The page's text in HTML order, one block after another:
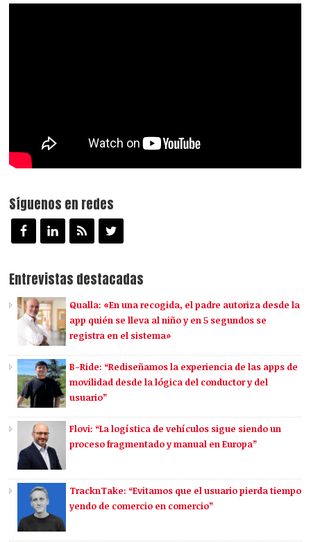
Síguenos en redes
Entrevistas destacadas
Qualla: «En una recogida, el padre autoriza desde la
app quién se lleva al niño y en 5 segundos se
registra en el sistema»
B-Ride: “Rediseñamos la experiencia de las apps de
movilidad desde la lógica del conductor y del
usuario”
Flovi: “La logística de vehículos sigue siendo un
proceso fragmentado y manual en Europa”
TracknTake: “Evitamos que el usuario pierda tiempo
yendo de comercio en comercio”